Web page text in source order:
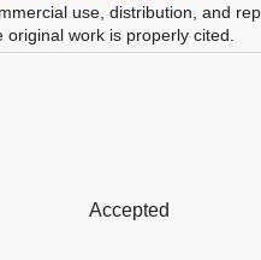
use, distribution, and
original work is properly cited.
Accepted